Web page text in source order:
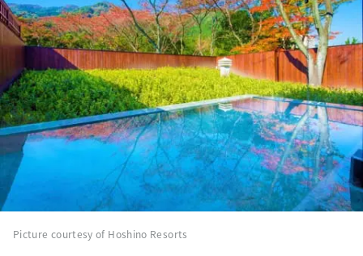
Picture courtesy of Hoshino Resorts